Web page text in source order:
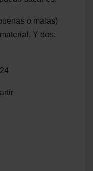
o malas)
Y dos: